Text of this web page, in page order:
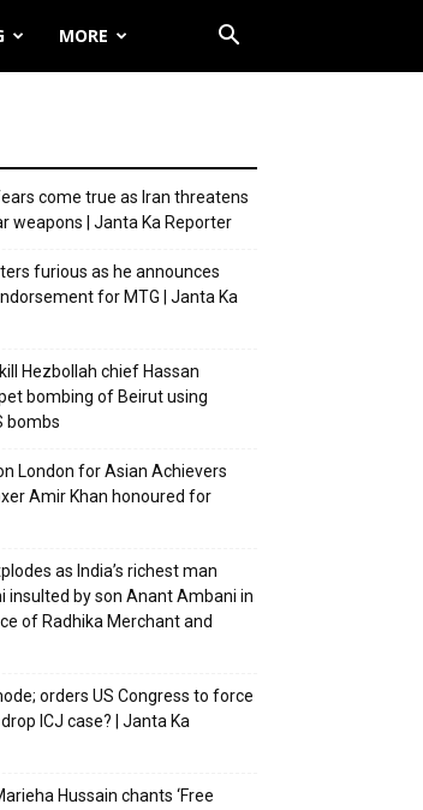
MORE
come true as Iran threatens
weapons | Janta Ka Reporter
furious as he announces
for MTG | Janta Ka
Hezbollah chief Hassan
bombing of Beirut using
bombs
London for Asian Achievers
Amir Khan honoured for
as India’s richest man
insulted by son Anant Ambani in
of Radhika Merchant and
orders US Congress to force
ICJ case? | Janta Ka
Hussain chants ‘Free